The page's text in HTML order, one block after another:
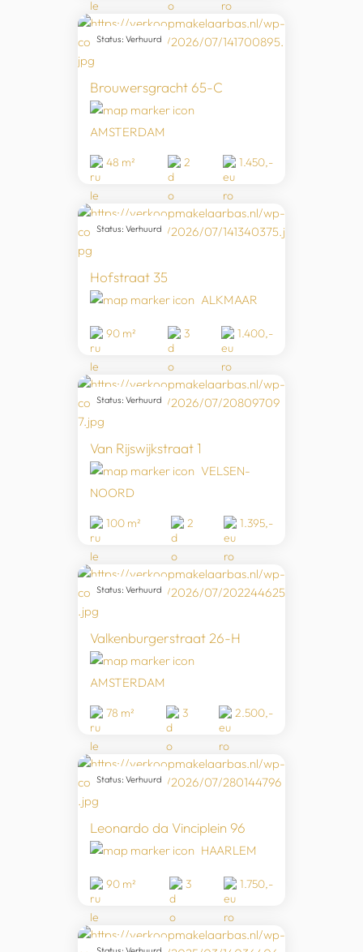
Brouwersgracht 65-C
AMSTERDAM
Status: Verhuurd
48 m² 2 1.450,-
Hofstraat 35
ALKMAAR
Status: Verhuurd
90 m² 3 1.400,-
Van Rijswijkstraat 1
VELSEN-
NOORD
Status: Verhuurd
100 m² 2 1.395,-
Valkenburgerstraat 26-H
AMSTERDAM
Status: Verhuurd
78 m² 3 2.500,-
Leonardo da Vinciplein 96
HAARLEM
Status: Verhuurd
90 m² 3 1.750,-